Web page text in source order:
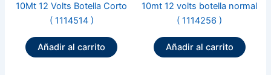
10Mt 12 Volts Botella Corto
( 1114514 )
Añadir al carrito
10mt 12 volts botella normal
( 1114256 )
Añadir al carrito